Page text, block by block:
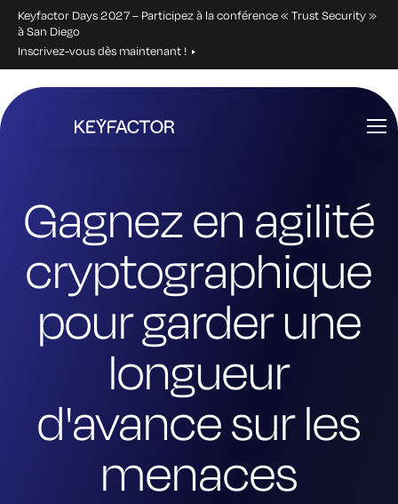
Keyfactor Days 2027 – Participez à la conférence « Trust Security »
à San Diego
Inscrivez-vous dès maintenant !
directement
Gagnez en agilité
cryptographique
pour garder une
longueur
d'avance sur les
menaces